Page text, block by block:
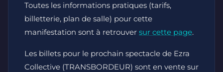
Toutes les informations pratiques (tarifs,
billetterie, plan de salle) pour cette
manifestation sont à retrouver sur cette page.
Les billets pour le prochain spectacle de Ezra
Collective (TRANSBORDEUR) sont en vente sur